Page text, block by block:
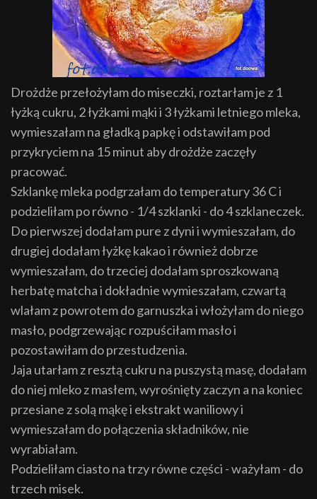
Drożdże przełożyłam do miseczki, roztarłam je z 1
łyżką cukru, 2 łyżkami mąki i 3 łyżkami letniego mleka,
wymieszałam na gładką papkę i odstawiłam pod
przykryciem na 15 minut aby drożdże zaczęły
pracować.
Szklankę mleka podgrzałam do temperatury 36 C i
podzieliłam po równo - 1/4 szklanki - do 4 szklaneczek.
Do pierwszej dodałam pure z dyni i wymieszałam, do
drugiej dodałam łyżkę kakao i również dobrze
wymieszałam, do trzeciej dodałam sproszkowaną
herbatę matcha i dokładnie wymieszałam, czwartą
wlałam z powrotem do garnuszka i włożyłam do niego
masło, podgrzewając rozpuściłam masło i
pozostawiłam do przestudzenia.
Jaja utarłam z resztą cukru na puszystą masę, dodałam
do niej mleko z masłem, wyrośnięty zaczyn a na koniec
przesiane z solą mąkę i ekstrakt waniliowy i
wymieszałam do połączenia składników, nie
wyrabiałam.
Podzieliłam ciasto na trzy równe części - ważyłam - do
trzech misek.